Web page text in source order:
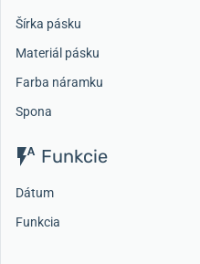
Šírka pásku
Materiál pásku
Farba náramku
Spona
Funkcie
Dátum
Funkcia